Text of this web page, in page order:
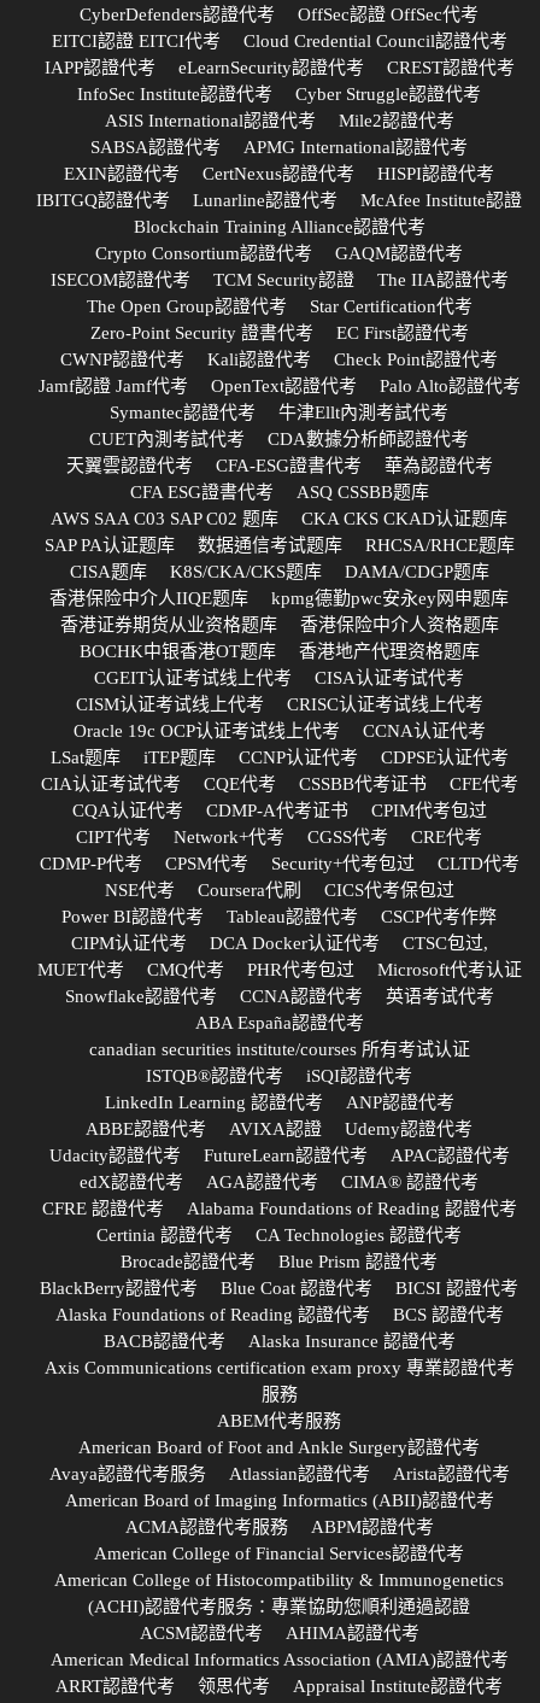
CyberDefenders認證代考
OffSec認證 OffSec代考
EITCI認證 EITCI代考
Cloud Credential Council認證代考
IAPP認證代考
eLearnSecurity認證代考
CREST認證代考
InfoSec Institute認證代考
Cyber Struggle認證代考
ASIS International認證代考
Mile2認證代考
SABSA認證代考
APMG International認證代考
EXIN認證代考
CertNexus認證代考
HISPI認證代考
IBITGQ認證代考
Lunarline認證代考
McAfee Institute認證
Blockchain Training Alliance認證代考
Crypto Consortium認證代考
GAQM認證代考
ISECOM認證代考
TCM Security認證
The IIA認證代考
The Open Group認證代考
Star Certification代考
Zero-Point Security 證書代考
EC First認證代考
CWNP認證代考
Kali認證代考
Check Point認證代考
Jamf認證 Jamf代考
OpenText認證代考
Palo Alto認證代考
Symantec認證代考
牛津Ellt內測考試代考
CUET內測考試代考
CDA數據分析師認證代考
天翼雲認證代考
CFA-ESG證書代考
華為認證代考
CFA ESG證書代考
ASQ CSSBB题库
AWS SAA C03 SAP C02 题库
CKA CKS CKAD认证题库
SAP PA认证题库
数据通信考试题库
RHCSA/RHCE题库
CISA题库
K8S/CKA/CKS题库
DAMA/CDGP题库
香港保险中介人IIQE题库
kpmg德勤pwc安永ey网申题库
香港证券期货从业资格题库
香港保险中介人资格题库
BOCHK中银香港OT题库
香港地产代理资格题库
CGEIT认证考试线上代考
CISA认证考试代考
CISM认证考试线上代考
CRISC认证考试线上代考
Oracle 19c OCP认证考试线上代考
CCNA认证代考
LSat题库
iTEP题库 CCNP认证代考
CDPSE认证代考
CIA认证考试代考
CQE代考 CSSBB代考证书
CFE代考
CQA认证代考
CDMP-A代考证书
CPIM代考包过
CIPT代考
Network+代考 CGSS代考
CRE代考
CDMP-P代考
CPSM代考 Security+代考包过
CLTD代考
NSE代考
Coursera代刷
CICS代考保包过
Power BI認證代考
Tableau認證代考
CSCP代考作弊
CIPM认证代考
DCA Docker认证代考
CTSC包过,
MUET代考
CMQ代考 PHR代考包过
Microsoft代考认证
Snowflake認證代考
CCNA認證代考
英语考试代考
ABA España認證代考
canadian securities institute/courses 所有考试认证
ISTQB®認證代考
iSQI認證代考
LinkedIn Learning 認證代考
ANP認證代考
ABBE認證代考
AVIXA認證
Udemy認證代考
Udacity認證代考
FutureLearn認證代考
APAC認證代考
edX認證代考
AGA認證代考
CIMA® 認證代考
CFRE 認證代考
Alabama Foundations of Reading 認證代考
Certinia 認證代考
CA Technologies 認證代考
Brocade認證代考
Blue Prism 認證代考
BlackBerry認證代考
Blue Coat 認證代考
BICSI 認證代考
Alaska Foundations of Reading 認證代考
BCS 認證代考
BACB認證代考
Alaska Insurance 認證代考
Axis Communications certification exam proxy 專業認證代考
服務
ABEM代考服務
American Board of Foot and Ankle Surgery認證代考
Avaya認證代考服务
Atlassian認證代考
Arista認證代考
American Board of Imaging Informatics (ABII)認證代考
ACMA認證代考服務
ABPM認證代考
American College of Financial Services認證代考
American College of Histocompatibility & Immunogenetics
(ACHI)認證代考服务：專業協助您順利通過認證
ACSM認證代考
AHIMA認證代考
American Medical Informatics Association (AMIA)認證代考
ARRT認證代考
领思代考
Appraisal Institute認證代考